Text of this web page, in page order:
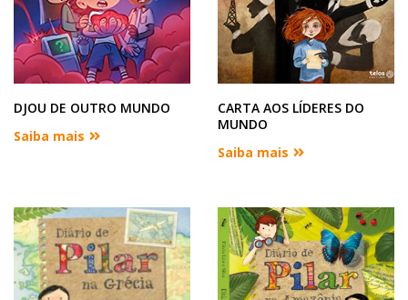
DJOU DE OUTRO MUNDO
Saiba mais
CARTA AOS LÍDERES DO
MUNDO
Saiba mais